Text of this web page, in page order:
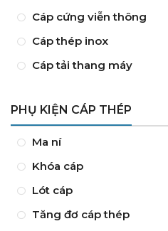
Cáp cứng viễn thông
Cáp thép inox
Cáp tải thang máy
PHỤ KIỆN CÁP THÉP
Ma ní
Khóa cáp
Lót cáp
Tăng đơ cáp thép